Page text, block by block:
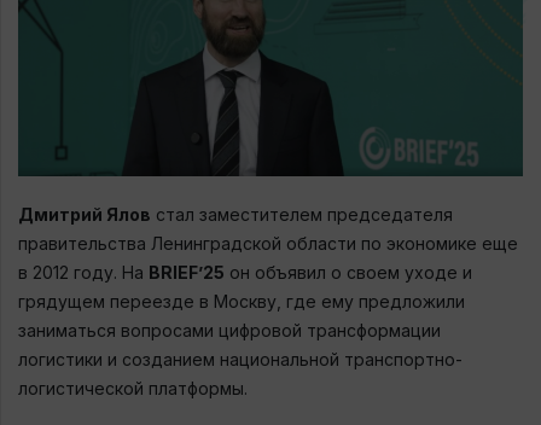
Дмитрий Ялов стал заместителем председателя
правительства Ленинградской области по экономике еще
в 2012 году. На BRIEF’25 он объявил о своем уходе и
грядущем переезде в Москву, где ему предложили
заниматься вопросами цифровой трансформации
логистики и созданием национальной транспортно-
логистической платформы.